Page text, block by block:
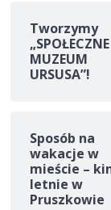
Tworzymy
„SPOŁECZNE
MUZEUM
URSUSA”!
Sposób na
wakacje w
mieście –
letnie w
Pruszkowie